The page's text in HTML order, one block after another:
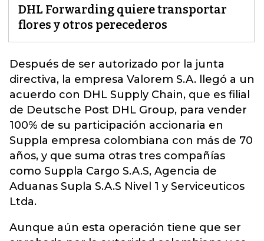
DHL Forwarding quiere transportar
flores y otros perecederos
Después de ser autorizado por la junta
directiva, la empresa Valorem S.A. llegó a un
acuerdo con DHL Supply Chain, que es filial
de Deutsche Post DHL Group, para vender
100% de su participación accionaria en
Suppla empresa colombiana con más de 70
años, y que suma otras tres compañías
como Suppla Cargo S.A.S, Agencia de
Aduanas Supla S.A.S Nivel 1 y Serviceuticos
Ltda.
Aunque aún esta operación tiene que ser